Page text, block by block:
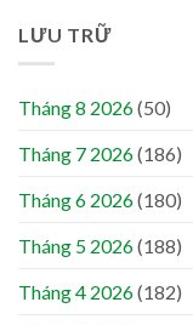
LƯU TRỮ
Tháng 8 2026(50)
Tháng 7 2026(186)
Tháng 6 2026(180)
Tháng 5 2026(188)
Tháng 4 2026(182)